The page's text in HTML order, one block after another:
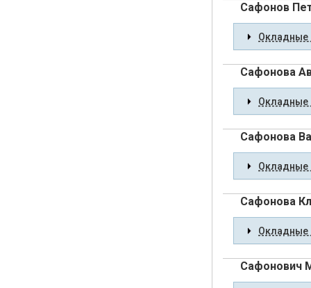
Сафонов
Окладные
Сафонова
Окладные
Сафонова
Окладные
Сафонова
Окладные
Сафонович